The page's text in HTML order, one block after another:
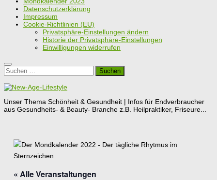
Datenschutzerklärung
Impressum
Cookie-Richtlinien (EU)
Privatsphäre-Einstellungen ändern
Historie der Privatsphäre-Einstellungen
Einwilligungen widerrufen
Suchen
nach:
Unser Thema Schönheit & Gesundheit | Infos für Endverbraucher
aus Gesundheits- & Beauty- Branche z.B. Heilpraktiker, Friseure...
« Alle Veranstaltungen